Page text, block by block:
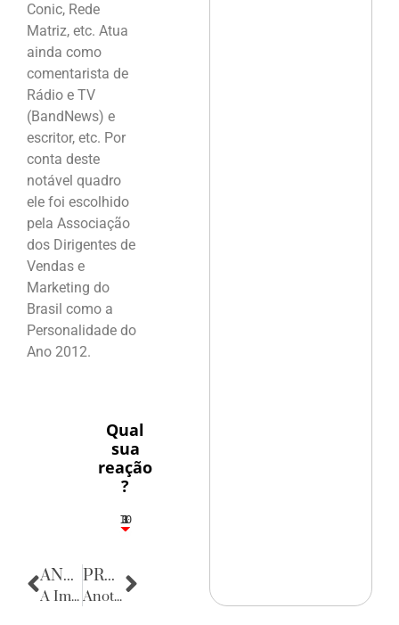
Conic, Rede
Matriz, etc. Atua
ainda como
comentarista de
Rádio e TV
(BandNews) e
escritor, etc. Por
conta deste
notável quadro
ele foi escolhido
pela Associação
dos Dirigentes de
Vendas e
Marketing do
Brasil como a
Personalidade do
Ano 2012.
Qual
sua
reação
?
3
1
1
3
10
ANTERIOR
A Imprensa segundo Jorge José
PRÓXIMA
Anotações do Cotidiano